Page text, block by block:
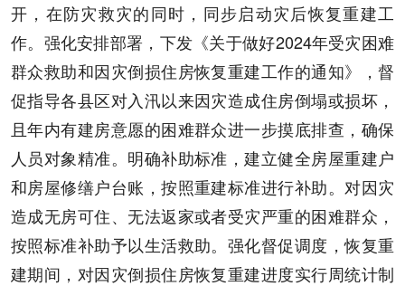
开，在防灾救灾的同时，同步启动灾后恢复重建工
作。强化安排部署，下发《关于做好2024年受灾困难
群众救助和因灾倒损住房恢复重建工作的通知》，督
促指导各县区对入汛以来因灾造成住房倒塌或损坏，
且年内有建房意愿的困难群众进一步摸底排查，确保
人员对象精准。明确补助标准，建立健全房屋重建户
和房屋修缮户台账，按照重建标准进行补助。对因灾
造成无房可住、无法返家或者受灾严重的困难群众，
按照标准补助予以生活救助。强化督促调度，恢复重
建期间，对因灾倒损住房恢复重建进度实行周统计制